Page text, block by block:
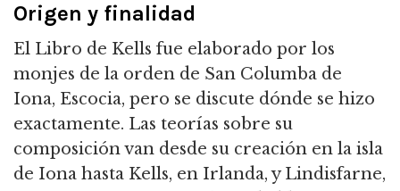
Origen y finalidad
El Libro de Kells fue elaborado por los
monjes de la orden de San Columba de
Iona, Escocia, pero se discute dónde se hizo
exactamente. Las teorías sobre su
composición van desde su creación en la isla
de Iona hasta Kells, en Irlanda, y Lindisfarne,